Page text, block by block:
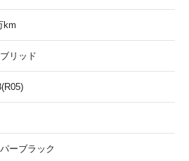
km
リッド
ーブラック